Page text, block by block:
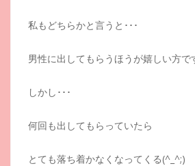
私もどちらかと言うと･･･
男性に出してもらうほうが嬉しい方
しかし･･･
何回も出してもらっていたら
とても落ち着かなくなってくる(^_^;)